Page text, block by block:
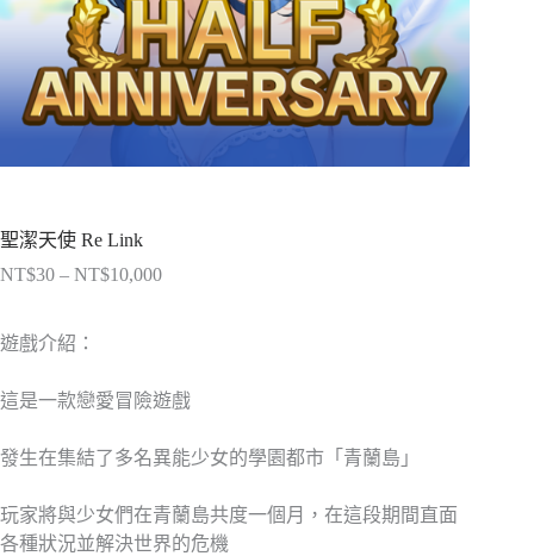
聖潔天使 Re Link
NT$30 – NT$10,000價
NT$30
到
遊戲介紹：
這是一款戀愛冒險遊戲
發生在集結了多名異能少女的學園都市「青蘭島」
玩家將與少女們在青蘭島共度一個月，在這段期間直面
各種狀況並解決世界的危機